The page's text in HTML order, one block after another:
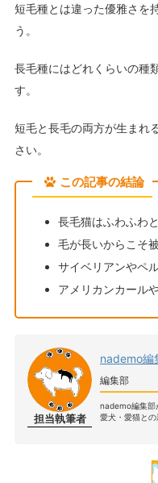
短毛種とは違った優雅さを
う。
長毛種にはどれくらいの種
す。
短毛と長毛の両方が生まれ
さい。
この記事の結論
長毛猫はふわふわ
毛が長いからこそ
サイベリアンやペ
アメリカンカール
担当執筆者
nademo編
編集部
nademo編集部
愛犬・愛猫との